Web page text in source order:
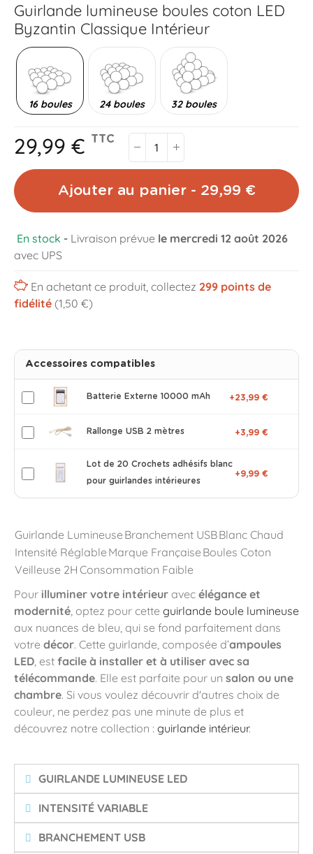
Guirlande lumineuse boules coton LED
Byzantin Classique Intérieur
16 boules 24 boules 32 boules
29,99 € TTC
Ajouter au panier - 29,99 €
En stock - Livraison prévue le mercredi 12 août 2026
avec UPS
En achetant ce produit, collectez 299points de
fidélité (1,50 €)
Accessoires compatibles
Batterie Externe 10000 mAh +23,99 €
Rallonge USB 2 mètres +3,99 €
Lot de 20 Crochets adhésifs blanc
pour guirlandes intérieures
+9,99 €
Guirlande Lumineuse Branchement USBBlanc Chaud
Intensité Réglable Marque Française Boules Coton
Veilleuse 2H Consommation Faible
Pour illuminer votre intérieur avec élégance et
modernité, optez pour cette guirlande boule lumineuse
aux nuances de bleu, qui se fond parfaitement dans
votre décor. Cette guirlande, composée d’ampoules
LED, est facile à installer et à utiliser avec sa
télécommande. Elle est parfaite pour un salon ou une
chambre. Si vous voulez découvrir d'autres choix de
couleur, ne perdez pas une minute de plus et
découvrez notre collection : guirlande intérieur.
GUIRLANDE LUMINEUSE LED
INTENSITÉ VARIABLE
BRANCHEMENT USB